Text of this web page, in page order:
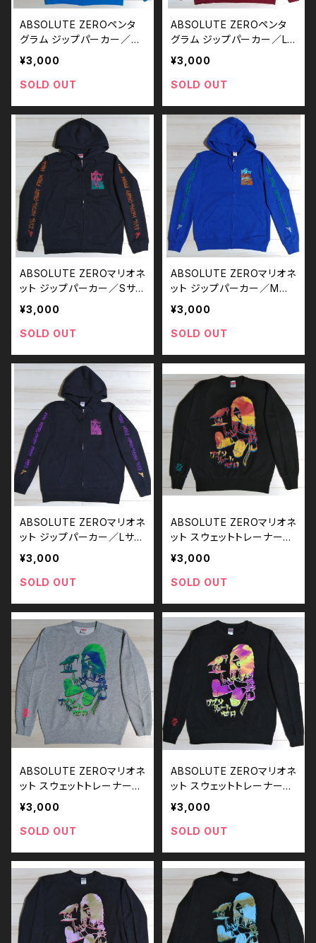
ABSOLUTE ZEROペンタ
グラム ジップパーカー／M
サイズ
¥3,000
SOLD OUT
ABSOLUTE ZEROペンタ
グラム ジップパーカー／L
サイズ
¥3,000
SOLD OUT
ABSOLUTE ZEROマリオネ
ット ジップパーカー／Sサイ
ズ
¥3,000
SOLD OUT
ABSOLUTE ZEROマリオネ
ット ジップパーカー／Mサ
イズ
¥3,000
SOLD OUT
ABSOLUTE ZEROマリオネ
ット ジップパーカー／Lサイ
ズ
¥3,000
SOLD OUT
ABSOLUTE ZEROマリオネ
ット スウェットトレーナー／
Sサイズ
¥3,000
SOLD OUT
ABSOLUTE ZEROマリオネ
ット スウェットトレーナー／
Mサイズ
¥3,000
SOLD OUT
ABSOLUTE ZEROマリオネ
ット スウェットトレーナー／
Mサイズ
¥3,000
SOLD OUT